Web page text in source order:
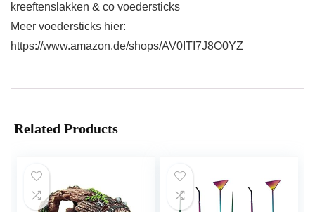
kreeftenslakken & co voedersticks
Meer voedersticks hier:
https://www.amazon.de/shops/AV0ITI7J8O0YZ
Related Products